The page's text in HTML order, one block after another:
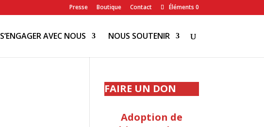
Presse Boutique Contact Éléments 0
S’ENGAGER AVEC NOUS NOUS SOUTENIR
FAIRE UN DON
Adoption de